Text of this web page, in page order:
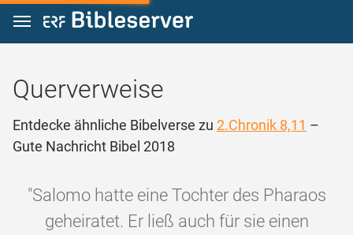
Zum Inhalt springen
Querverweise
Entdecke ähnliche Bibelverse zu 2.Chronik 8,11 –
Gute Nachricht Bibel 2018
"Salomo hatte eine Tochter des Pharaos
geheiratet. Er ließ auch für sie einen